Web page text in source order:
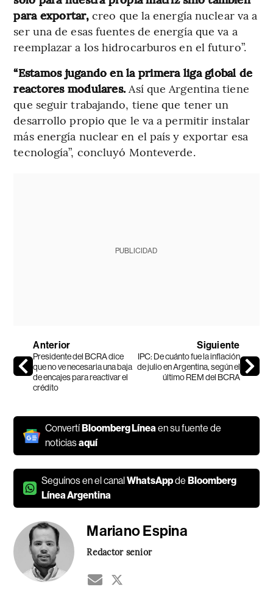
para exportar, creo que la energía nuclear va a
ser una de esas fuentes de energía que va a
reemplazar a los hidrocarburos en el futuro”.
“Estamos jugando en la primera liga global de
reactores modulares.Así que Argentina tiene
que seguir trabajando, tiene que tener un
desarrollo propio que le va a permitir instalar
más energía nuclear en el país y exportar esa
tecnología”, concluyó Monteverde.
PUBLICIDAD
Anterior
Presidente del BCRA dice
que no ve necesaria una baja
de encajes para reactivar el
crédito
Siguiente
IPC: De cuánto fue la inflación
de julio en Argentina, según el
último REM del BCRA
Convertí Bloomberg Líneaen su fuente de
noticiasaquí
Seguínos en el canalWhatsAppde Bloomberg
Línea Argentina
Mariano Espina
Redactor senior